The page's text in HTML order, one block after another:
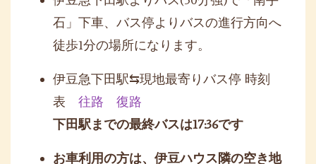
石」下車、 バス停よりバスの進行方向へ
徒歩1分の場所になります。
伊豆急下田駅⇆現地最寄りバス停 時刻
表 往路
復路
下田駅までの最終バスは17:36です
お車利用の方は、伊豆ハウス隣の空き地